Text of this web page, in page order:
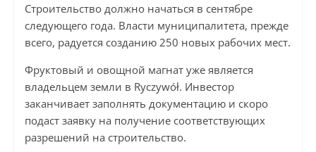
Строительство должно начаться в сентябре
следующего года. Власти муниципалитета, прежде
всего, радуется созданию 250 новых рабочих мест.
Фруктовый и овощной магнат уже является
владельцем земли в Ryczywół. Инвестор
заканчивает заполнять документацию и скоро
подаст заявку на получение соответствующих
разрешений на строительство.